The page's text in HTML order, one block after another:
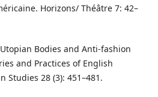
Horizons/ Théâtre 7: 42–
Bodies and Anti-fashion
and Practices of English
28 (3): 451–481.